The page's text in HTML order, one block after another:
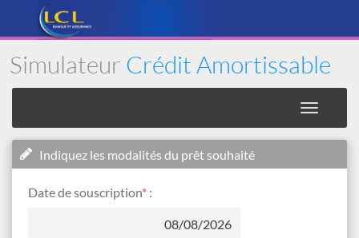
Simulateur Crédit Amortissable
Toggle
Indiquez les modalités du prêt souhaité
Date de souscription* :